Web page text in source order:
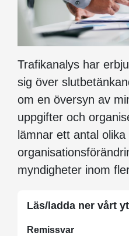
Trafikanalys har
sig över
om en översyn av
uppgifter och
lämnar ett antal
myndigheter inom
Läs/ladda ner vårt
Remissvar